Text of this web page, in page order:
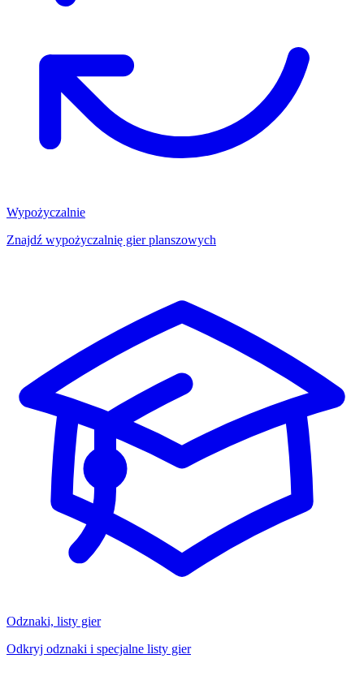
Wypożyczalnie
Znajdź wypożyczalnię gier planszowych
Odznaki, listy gier
Odkryj odznaki i specjalne listy gier